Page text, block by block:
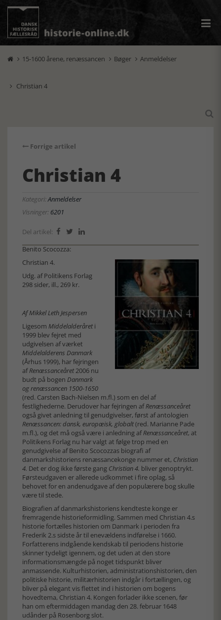
 15-1600 årene, renæssancen  Bøger  Anmeldelser
 Christian 4

Forrige artikel
Christian 4
Kategori:Anmeldelser
Visninger: 6201
Del artikel:   
Benito Scocozza:
Christian 4.
Udg. af Politikens Forlag
298 sider, ill., 269 kr.
Af Mikkel Leth Jespersen
Ligesom Middelalderåreti
1999 blev fejret med
udgivelsen af værket
Middelalderens Danmark
(Århus 1999), har fejringen
afRenæssanceåret2006 nu
budt på bogen Danmark
og renæssancen 1500-1650
(red. Carsten Bach-Nielsen m.fl.) som en del af
festlighederne. Derudover har fejringen afRenæssanceåret
også givet anledning til genudgivelser, først af antologien
Renæssancen: dansk, europæisk, globalt(red. Marianne Pade
m.fl.), og det må også være i anledning afRenæssanceåret, at
Politikens Forlag nu har valgt at følge trop med en
genudgivelse af Benito Scocozzas biografi af
danmarkshistoriens renæssancekonge nummer et, Christian
4. Det er dog ikke første gang Christian 4. bliver genoptrykt.
Førsteudgaven er allerede udkommet i fire oplag, så
behovet for en andenudgave af den populærere bog skulle
være til stede.
Biografien af danmarkshistoriens kendteste konge er
fremragende historieformidling. Sammen med Christian 4.s
historie fortælles historien om Danmark i perioden fra
Frederik 2.s sidste år til enevældens indførelse i 1660.
Forfatterens indgående kendskab til periodens historie
skinner tydeligt igennem, og det uden at den store
informationsmængde på noget tidspunkt bliver
anmassende. Kulturhistorien, administrationshistorien, den
politiske historie, militærhistorien indgår i fortællingen, og
bliver på elegant vis flettet ind i historien om bogens
hovedtema, Christian 4. Kongen forlader ikke scenen, før
han om eftermiddagen mandag den 28. februar 1648
udånder på Rosenborg slot.